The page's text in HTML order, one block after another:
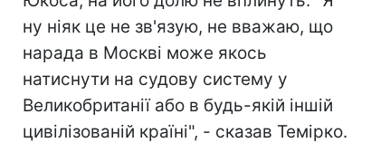
ну ніяк це не зв'язую, не вважаю, що
нарада в Москві може якось
натиснути на судову систему у
Великобританії або в будь-якій іншій
цивілізованій країні", - сказав Темірко.